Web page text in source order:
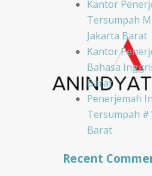
Kantor
Tersumpah
Jakarta Barat
Kantor
Bahasa
Barat
Penerjemah
Tersumpah
Barat
Recent